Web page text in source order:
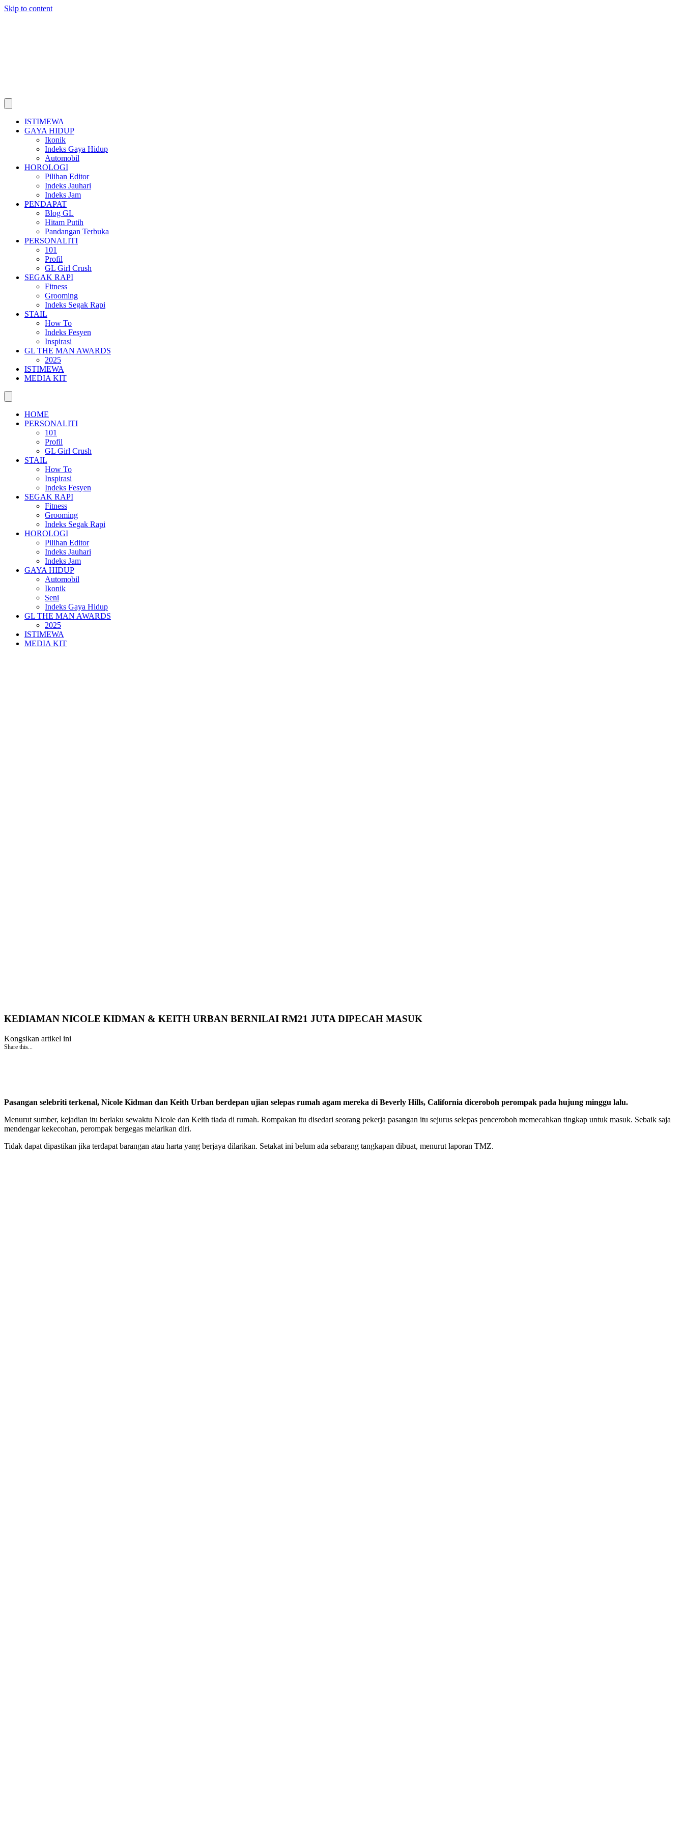
Skip to content
ISTIMEWA
GAYA HIDUP
Ikonik
Indeks Gaya Hidup
Automobil
HOROLOGI
Pilihan Editor
Indeks Jauhari
Indeks Jam
PENDAPAT
Blog GL
Hitam Putih
Pandangan Terbuka
PERSONALITI
101
Profil
GL Girl Crush
SEGAK RAPI
Fitness
Grooming
Indeks Segak Rapi
STAIL
How To
Indeks Fesyen
Inspirasi
GL THE MAN AWARDS
2025
ISTIMEWA
MEDIA KIT
HOME
PERSONALITI
101
Profil
GL Girl Crush
STAIL
How To
Inspirasi
Indeks Fesyen
SEGAK RAPI
Fitness
Grooming
Indeks Segak Rapi
HOROLOGI
Pilihan Editor
Indeks Jauhari
Indeks Jam
GAYA HIDUP
Automobil
Ikonik
Seni
Indeks Gaya Hidup
GL THE MAN AWARDS
2025
ISTIMEWA
MEDIA KIT
KEDIAMAN NICOLE KIDMAN & KEITH URBAN BERNILAI RM21 JUTA DIPECAH MASUK
Kongsikan artikel ini
Share this...
Pasangan selebriti terkenal, Nicole Kidman dan Keith Urban berdepan ujian selepas rumah agam mereka di Beverly Hills, California diceroboh perompak pada hujung minggu lalu.
Menurut sumber, kejadian itu berlaku sewaktu Nicole dan Keith tiada di rumah. Rompakan itu disedari seorang pekerja pasangan itu sejurus selepas penceroboh memecahkan tingkap untuk masuk. Sebaik saja
mendengar kekecohan, perompak bergegas melarikan diri.
Tidak dapat dipastikan jika terdapat barangan atau harta yang berjaya dilarikan. Setakat ini belum ada sebarang tangkapan dibuat, menurut laporan TMZ.